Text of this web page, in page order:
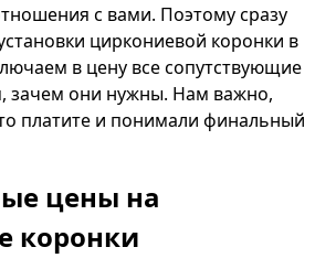
с вами. Поэтому сразу
циркониевой коронки в
в цену все сопутствующие
зачем они нужны. Нам важно,
платите и понимали финальный
цены на
коронки